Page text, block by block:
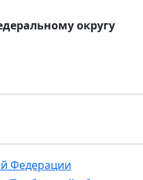
округу